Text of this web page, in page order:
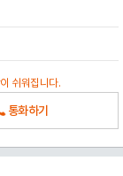
쉬워집니다.
통화하기